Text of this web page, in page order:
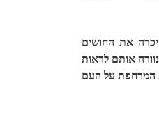
את החושים
אותם לראות
המרחפת על העם